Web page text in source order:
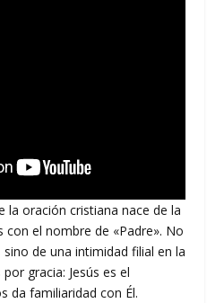
la oración cristiana nace de la
con el nombre de «Padre». No
de una intimidad filial en la
gracia: Jesús es el
da familiaridad con Él.